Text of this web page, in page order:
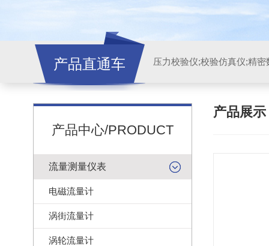
产品直通车
产品中心/PRODUCT
流量测量仪表
电磁流量计
涡街流量计
涡轮流量计
产品展示